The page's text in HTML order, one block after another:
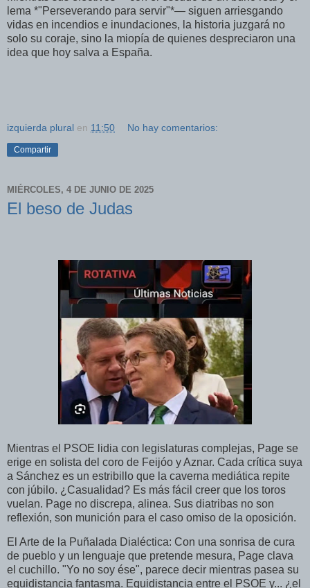
lema *"Perseverando para servir"*— siguen arriesgando
vidas en incendios e inundaciones, la historia juzgará no
solo su coraje, sino la miopía de quienes despreciaron una
idea que hoy salva a España.
izquierda plural en 11:50 No hay comentarios:
Compartir
MIÉRCOLES, 4 DE JUNIO DE 2025
El beso de Judas
Mientras el PSOE lidia con legislaturas complejas, Page se
erige en solista del coro de Feijóo y Aznar. Cada crítica suya
a Sánchez es un estribillo que la caverna mediática repite
con júbilo. ¿Casualidad? Es más fácil creer que los toros
vuelan. Page no discrepa, alinea. Sus diatribas no son
reflexión, son munición para el caso omiso de la oposición.
El Arte de la Puñalada Dialéctica: Con una sonrisa de cura
de pueblo y un lenguaje que pretende mesura, Page clava
el cuchillo. "Yo no soy ése", parece decir mientras pasea su
equidistancia fantasma. Equidistancia entre el PSOE y... ¿el